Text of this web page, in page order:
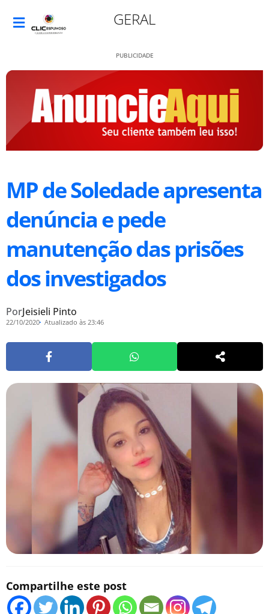
GERAL
PUBLICIDADE
MP de Soledade apresenta
denúncia e pede
manutenção das prisões
dos investigados
PorJeisieli Pinto
22/10/2020 Atualizado às 23:46
Compartilhe este post